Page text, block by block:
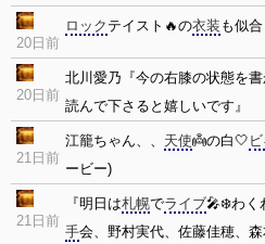
20日前
ロック テイスト🔥の衣装 も似
20日前
北川愛乃『今の右膝の状態を書
読んで下さると嬉しいです』
21日前
江籠ちゃん、、 天使👼の白🤍
ービー)
21日前
『明日は札幌でライブ🎤❄️わく
手会、野村実代、佐藤佳穂、